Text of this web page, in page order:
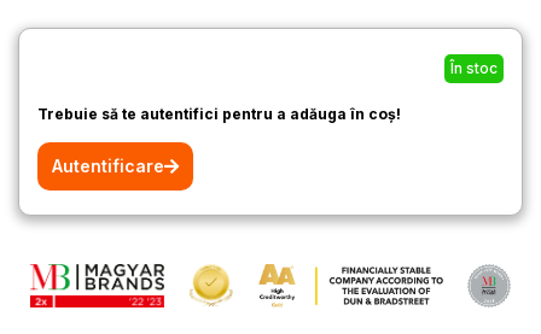
În stoc
Trebuie să te autentifici pentru a adăuga în coș!
Autentificare